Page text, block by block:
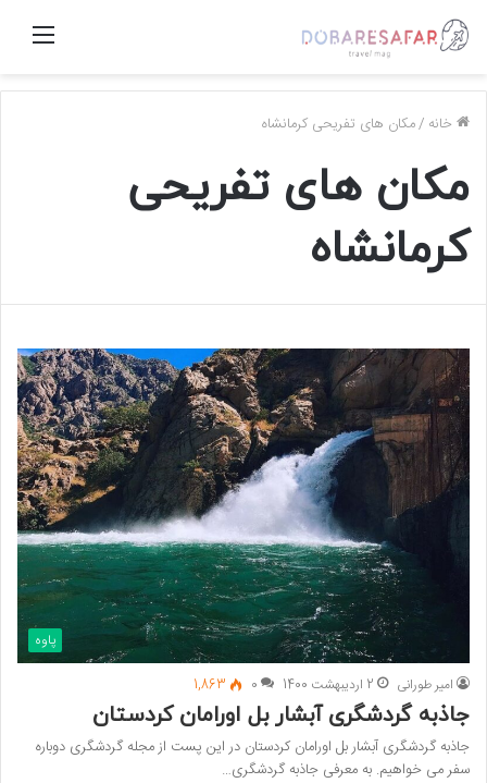
منو
خانه /مکان های تفریحی کرمانشاه
مکان های تفریحی
کرمانشاه
پاوه
امیر طورانی 2 اردیبهشت 1400 0
1,863
جاذبه گردشگری آبشار بل اورامان کردستان
جاذبه گردشگری آبشار بل اورامان کردستان در این پست از مجله گردشگری دوباره
سفر می خواهیم. به معرفی جاذبه گردشگری…